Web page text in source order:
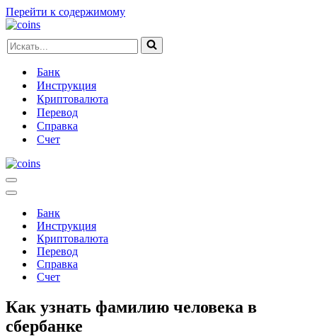
Перейти к содержимому
Искать...
Банк
Инструкция
Криптовалюта
Перевод
Справка
Счет
Меню
навигации
Меню
навигацииБанк
Инструкция
Криптовалюта
Перевод
Справка
Счет
Как узнать фамилию человека в
сбербанке